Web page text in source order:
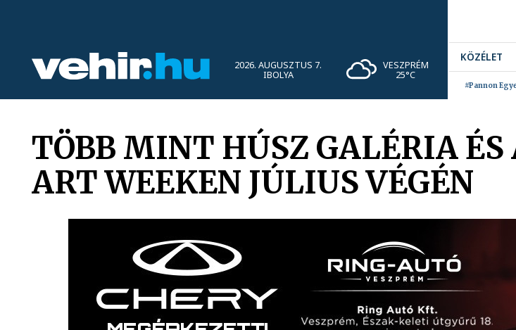
2026. AUGUSZTUS 7.
IBOLYA
VESZPRÉM
25°C
KÖZÉLET
#Pannon
TÖBB MINT HÚSZ GALÉRIA ÉS
ART WEEKEN JÚLIUS VÉGÉN